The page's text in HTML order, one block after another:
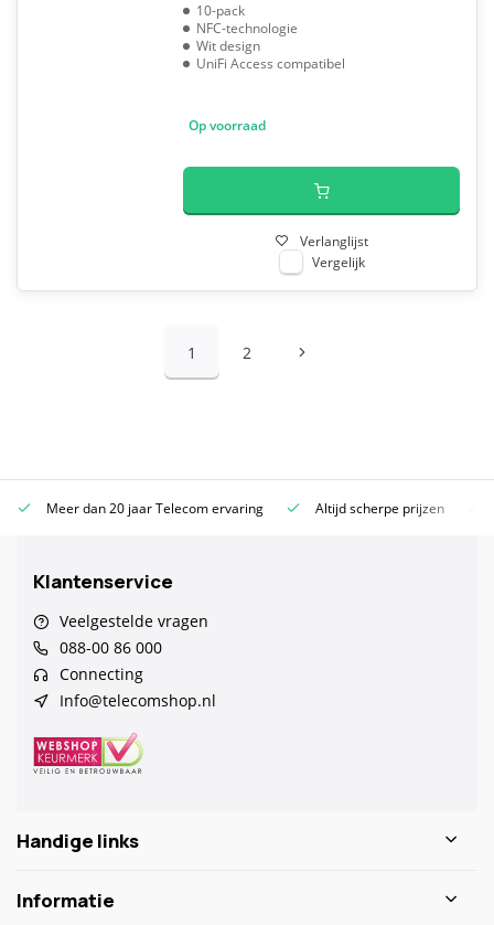
10-pack
NFC-technologie
Wit design
UniFi Access compatibel
Op voorraad
Verlanglijst
Vergelijk
1 2
Meer dan 20 jaar Telecom ervaring Altijd scherpe prijzen
Klantenservice
Veelgestelde vragen
088-00 86 000
Connecting
Info@telecomshop.nl
Handige links
Informatie